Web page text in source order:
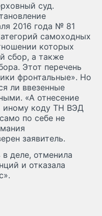
суд.
2016 года № 81
самоходных
которых
сбор, а также
Этот перечень
фронтальные». Но
ли ввезенные
«А отнесение
иному коду ТН ВЭД
по себе не
заявитель.
деле, отменила
и отказала